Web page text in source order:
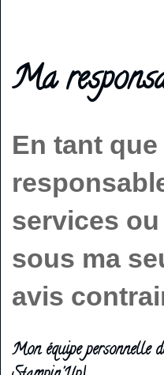
Ma
En tant
services
sous ma
avis
Mon équipe personnelle